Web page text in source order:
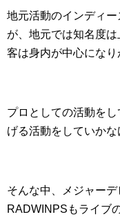
地元活動のインディ
が、地元では知名度
客は身内が中心になり
プロとしての活動を
げる活動をしていかな
そんな中、メジャーデ
RADWINPSもライブ